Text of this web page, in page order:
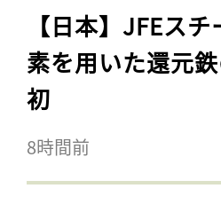
【日本】JFEス
素を用いた還元
初
8時間前